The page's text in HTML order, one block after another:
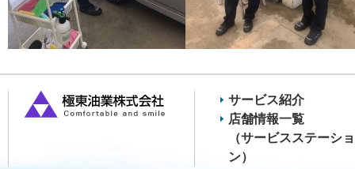
サービス紹介
店舗情報一覧
（サービスステーショ
ン）